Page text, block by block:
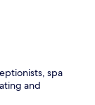
spa
and